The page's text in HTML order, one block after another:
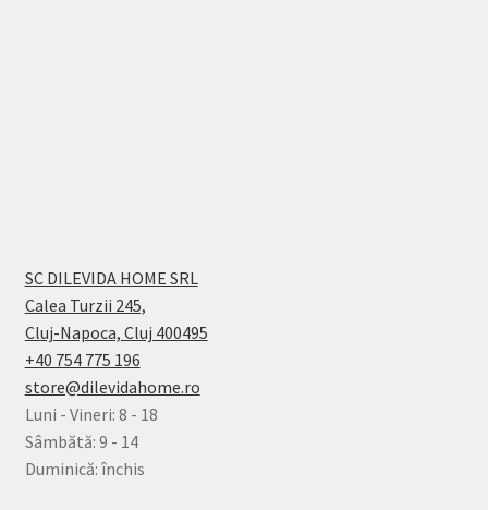
SC DILEVIDA HOME SRL
Calea Turzii 245,
Cluj-Napoca, Cluj 400495
+40 754 775 196
store@dilevidahome.ro
Luni - Vineri: 8 - 18
Sâmbătă: 9 - 14
Duminică: închis